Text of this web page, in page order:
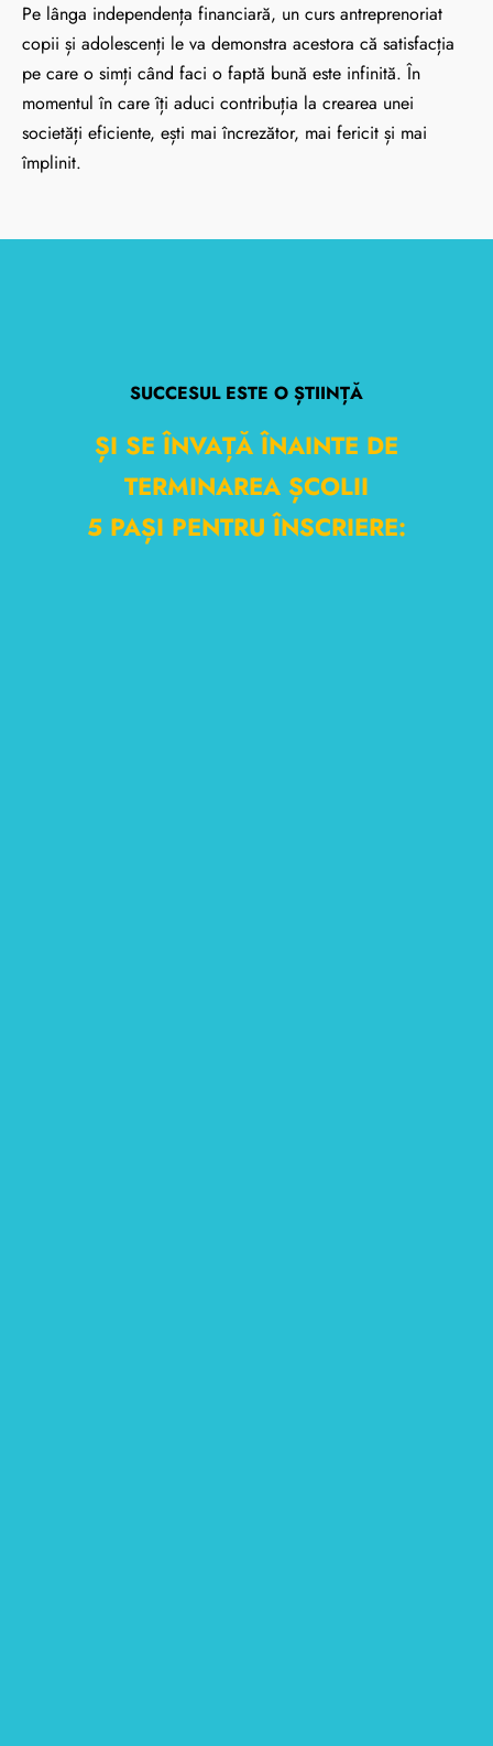
Pe lânga independența financiară, un curs antreprenoriat
copii și adolescenți le va demonstra acestora că satisfacția
pe care o simți când faci o faptă bună este infinită. În
momentul în care îți aduci contribuția la crearea unei
societăți eficiente, ești mai încrezător, mai fericit și mai
împlinit.
SUCCESUL ESTE O ȘTIINȚĂ
ȘI SE ÎNVAȚĂ ÎNAINTE DE
TERMINAREA ȘCOLII
5 PAȘI PENTRU ÎNSCRIERE: